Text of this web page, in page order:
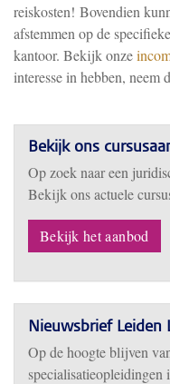
reiskosten! Bovendien
afstemmen op de
kantoor. Bekijk onze
interesse in hebben, neem
Bekijk ons
Op zoek naar een
Bekijk ons actuele
Bekijk het aanbod
Nieuwsbrief Leiden
Op de hoogte blijven